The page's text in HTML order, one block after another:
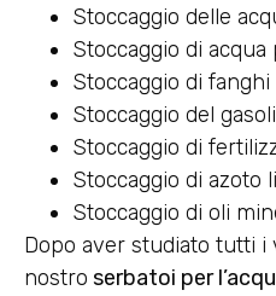
Stoccaggio delle
Stoccaggio di acqua
Stoccaggio di fanghi
Stoccaggio del
Stoccaggio di
Stoccaggio di azoto
Stoccaggio di oli
Dopo aver studiato tutti i
nostro serbatoi per